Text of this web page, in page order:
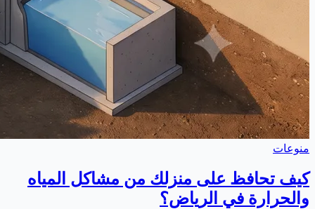
منوعات
كيف تحافظ على منزلك من مشاكل المياه
والحرارة في الرياض؟